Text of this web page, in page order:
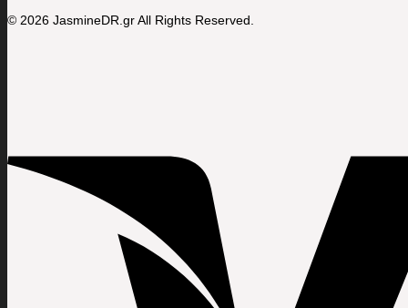
© 2026 JasmineDR.gr All Rights Reserved.